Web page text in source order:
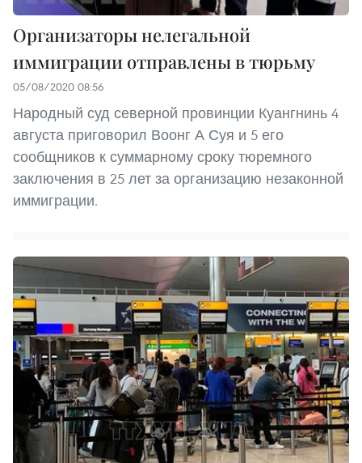
Организаторы нелегальной
иммиграции отправлены в тюрьму
05/08/2020 08:56
Народный суд северной провинции Куангнинь 4
августа приговорил Воонг А Суя и 5 его
сообщников к суммарному сроку тюремного
заключения в 25 лет за организацию незаконной
иммиграции.